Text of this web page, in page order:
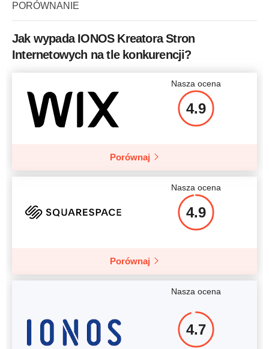
PORÓWNANIE
Jak wypada IONOS Kreatora Stron
Internetowych na tle konkurencji?
Nasza ocena
4.9
Porównaj
Nasza ocena
4.9
Porównaj
Nasza ocena
4.7